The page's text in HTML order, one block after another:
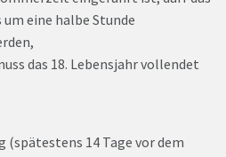
um eine halbe Stunde
das 18. Lebensjahr vollendet
14 Tage vor dem